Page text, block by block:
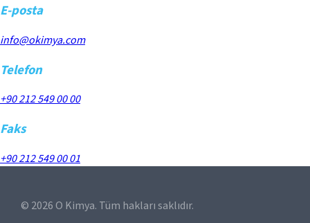
E-posta
info@okimya.com
Telefon
+90 212 549 00 00
Faks
+90 212 549 00 01
© 2026 O Kimya. Tüm hakları saklıdır.